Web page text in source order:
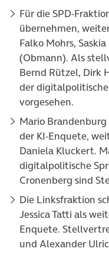
Für die SPD-
übernehmen,
Falko Mohrs,
(Obmann). Als
Bernd Rützel, Dirk
der
vorgesehen.
Mario
der KI-Enquete,
Daniela Kluckert.
digitalpolitische
Cronenberg sind
Die Linksfraktion
Jessica Tatti als
Enquete.
und Alexander